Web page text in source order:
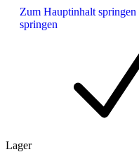
Zum Hauptinhalt springen
springen
Lager